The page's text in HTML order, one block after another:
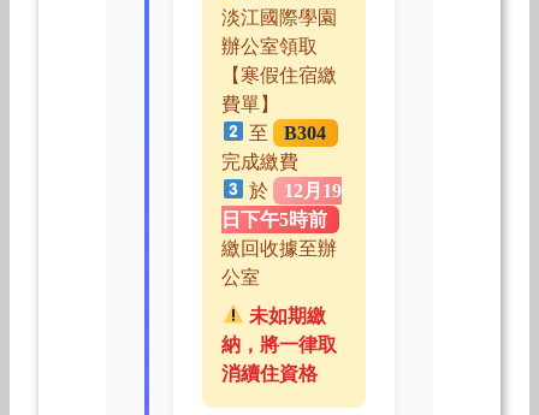
淡江國際學園
辦公室領取
【寒假住宿繳
費單】
至
B304
完成繳費
於
12月19
日下午5時前
繳回收據至辦
公室
未如期繳
納，將一律取
消續住資格